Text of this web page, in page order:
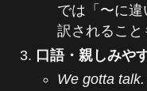
では「〜に
訳されること
口語・親しみや
We gotta talk.